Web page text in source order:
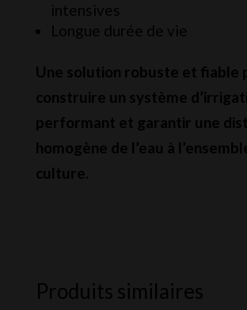
intensives
Longue durée de vie
Une solution robuste et fiable
construire un système
performant et garantir une
homogène de l’eau à
culture.
Produits similaires